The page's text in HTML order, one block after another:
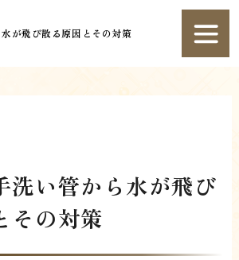
が飛び散る原因とその対策
洗い管から水が飛び
その対策